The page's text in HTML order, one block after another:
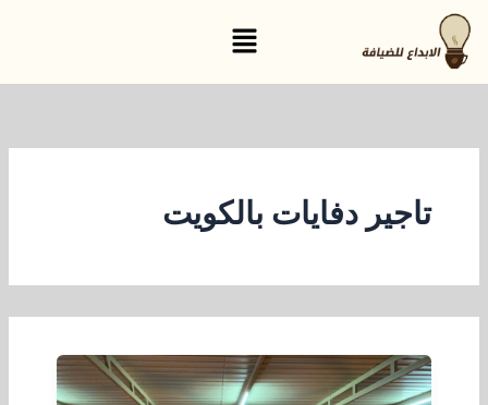
تخطي
إلى
المحتوى
القائمة
تاجير دفايات بالكويت